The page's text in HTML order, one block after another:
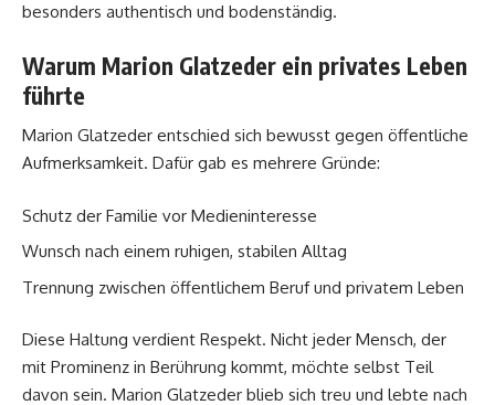
besonders authentisch und bodenständig.
Warum Marion Glatzeder ein privates Leben
führte
Marion Glatzeder entschied sich bewusst gegen öffentliche
Aufmerksamkeit. Dafür gab es mehrere Gründe:
Schutz der Familie vor Medieninteresse
Wunsch nach einem ruhigen, stabilen Alltag
Trennung zwischen öffentlichem Beruf und privatem Leben
Diese Haltung verdient Respekt. Nicht jeder Mensch, der
mit Prominenz in Berührung kommt, möchte selbst Teil
davon sein. Marion Glatzeder blieb sich treu und lebte nach